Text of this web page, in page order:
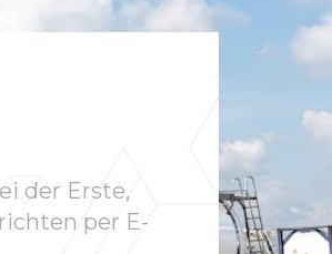
der Erste,
per E-